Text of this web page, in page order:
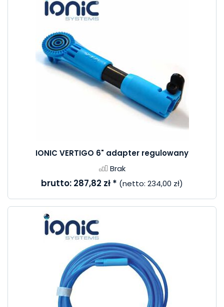
IONIC VERTIGO 6" adapter regulowany
Brak
brutto: 287,82 zł * (netto: 234,00 zł)